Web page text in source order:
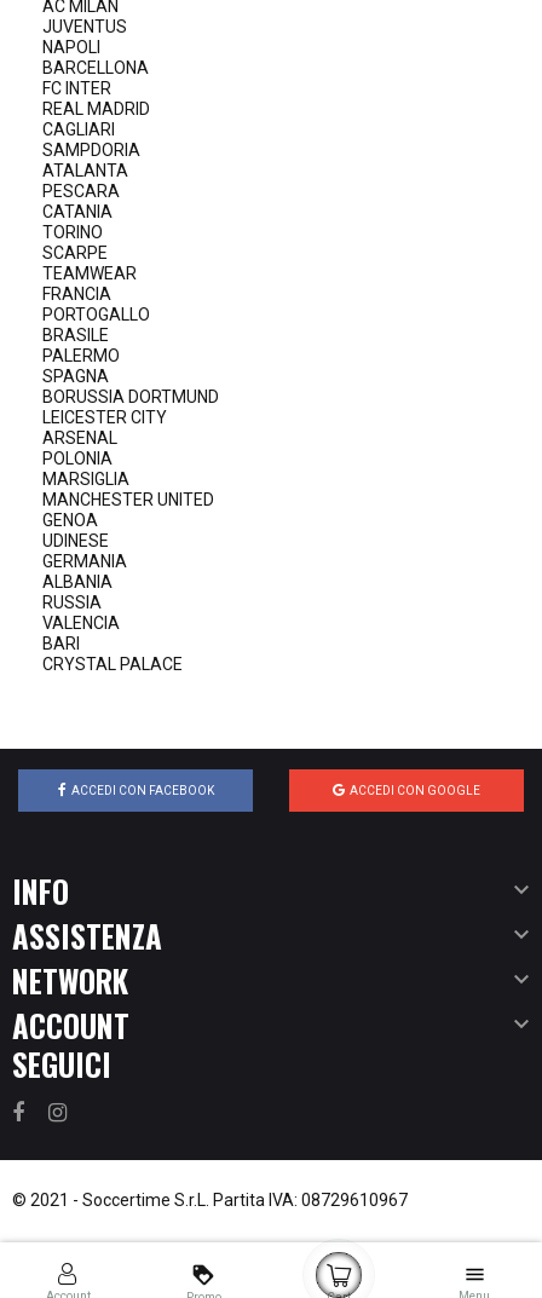
AC MILAN
JUVENTUS
NAPOLI
BARCELLONA
FC INTER
REAL MADRID
CAGLIARI
SAMPDORIA
ATALANTA
PESCARA
CATANIA
TORINO
SCARPE
TEAMWEAR
FRANCIA
PORTOGALLO
BRASILE
PALERMO
SPAGNA
BORUSSIA DORTMUND
LEICESTER CITY
ARSENAL
POLONIA
MARSIGLIA
MANCHESTER UNITED
GENOA
UDINESE
GERMANIA
ALBANIA
RUSSIA
VALENCIA
BARI
CRYSTAL PALACE
ACCEDI CON FACEBOOK ACCEDI CON GOOGLE
INFO 
ASSISTENZA 
NETWORK 
ACCOUNT 
SEGUICI
© 2021 - Soccertime S.r.L. Partita IVA: 08729610967
loyalty menu